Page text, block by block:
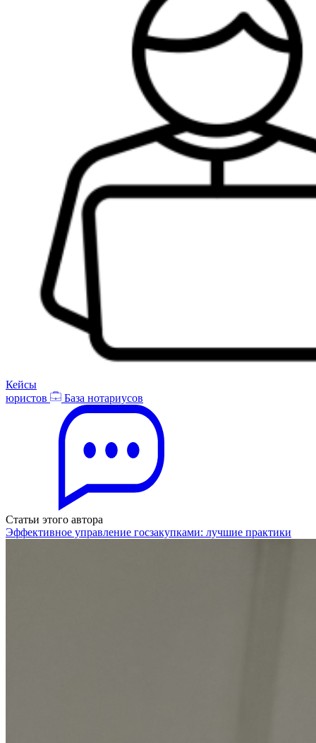
Кейсы
юристов
База нотариусов
Статьи этого автора
Эффективное управление госзакупками: лучшие практики